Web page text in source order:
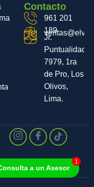
Contacto
961 201
189
Jr.
Puntualidad
7979, 1ra
de Pro, Los
Olivos,
Lima.
a un Asesor
1